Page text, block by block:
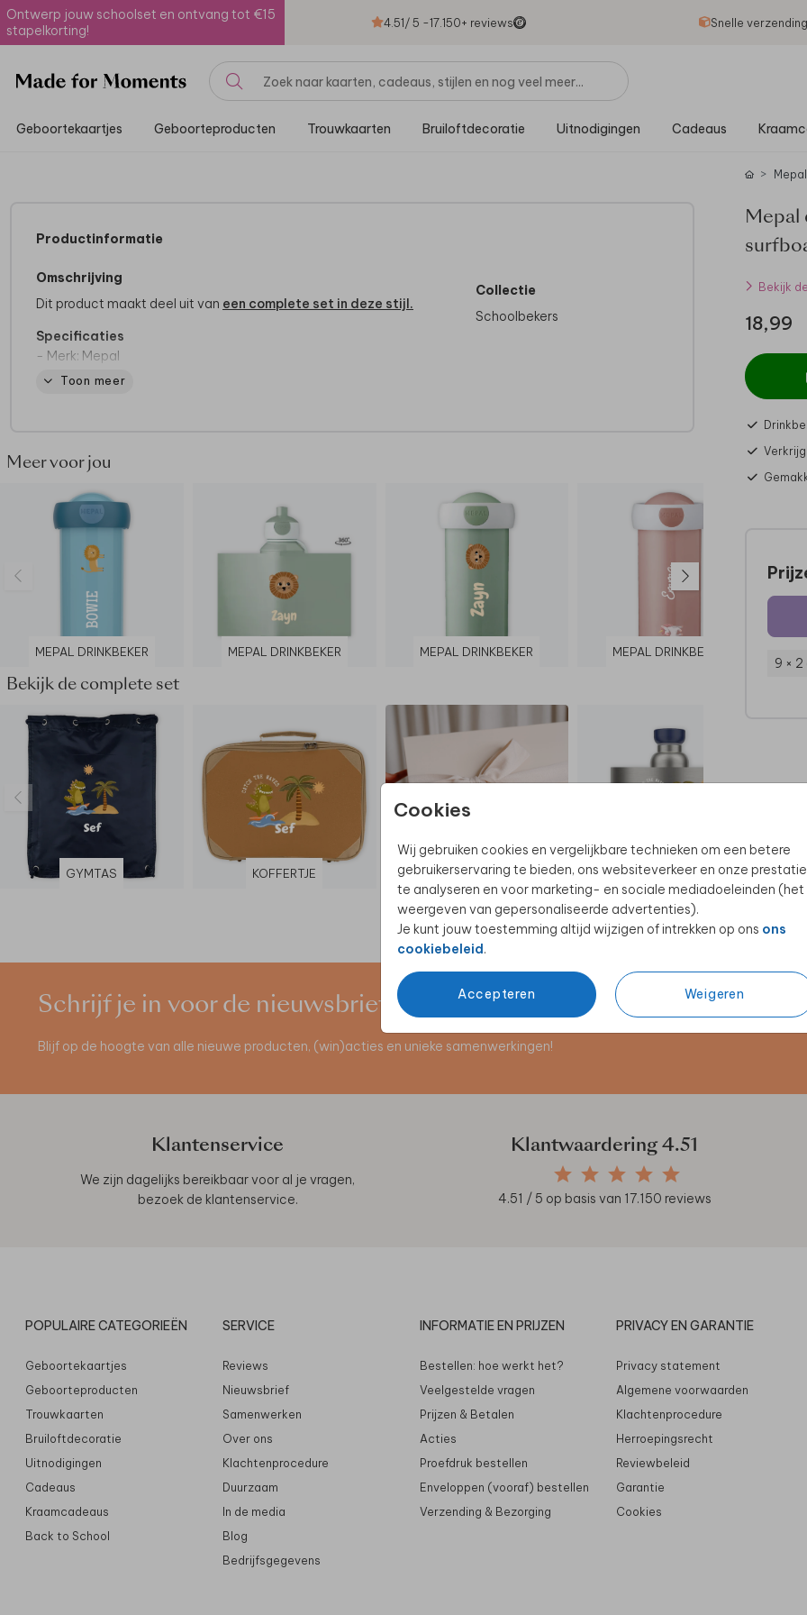
Ontwerp jouw schoolset en ontvang tot €15
stapelkorting!
4.51/ 5 -17.150+ reviews Snelle
Geboortekaartjes Geboorteproducten Trouwkaarten Bruiloftdecoratie Uitnodigingen Cadeaus
Cookies
Wij gebruiken cookies en vergelijkbare technieken om een betere
gebruikerservaring te bieden, ons websiteverkeer en onze
te analyseren en voor marketing- en sociale mediadoeleinden (het
weergeven van gepersonaliseerde advertenties).
Je kunt jouw toestemming altijd wijzigen of intrekken op ons ons
cookiebeleid.
Accepteren Weigeren
Productinformatie
Omschrijving
Dit product maakt deel uit van een complete set in deze stijl.
Specificaties
- Merk: Mepal
- Inhoud: 300 ml
- Bij voorkeur met de hand wassen of tot maximaal 60 graden in
de vaatwasser.
Toon meer
Collectie
Schoolbekers
Meer voor jou
MEPAL DRINKBEKER MEPAL DRINKBEKER MEPAL DRINKBEKER MEPAL DRINKBEKER
Bekijk de complete set
GYMTAS KOFFERTJE LUXE CADEAUDOOS MEPAL ISOLEERFLES
Mepal
Mepal
Bekijk
18,99
9 ×
Schrijf je in voor de nieuwsbrief
Blijf op de hoogte van alle nieuwe producten, (win)acties en unieke samenwerkingen!
Klantenservice
We zijn dagelijks bereikbaar voor al je vragen,
bezoek de klantenservice.
Klantwaardering4.51
4.51 / 5 op basis van 17.150 reviews
POPULAIRE CATEGORIEËN
Geboortekaartjes
Geboorteproducten
Trouwkaarten
Bruiloftdecoratie
Uitnodigingen
Cadeaus
Kraamcadeaus
Back to School
SERVICE
Reviews
Nieuwsbrief
Samenwerken
Over ons
Klachtenprocedure
Duurzaam
In de media
Blog
Bedrijfsgegevens
INFORMATIE EN PRIJZEN
Bestellen: hoe werkt het?
Veelgestelde vragen
Prijzen & Betalen
Acties
Proefdruk bestellen
Enveloppen (vooraf) bestellen
Verzending & Bezorging
PRIVACY EN GARANTIE
Privacy statement
Algemene voorwaarden
Klachtenprocedure
Herroepingsrecht
Reviewbeleid
Garantie
Cookies